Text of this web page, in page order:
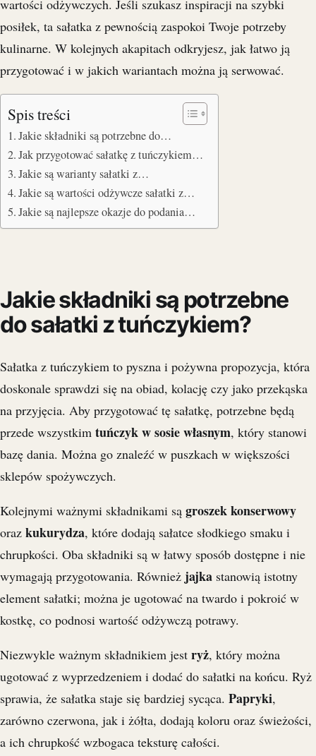
wartości odżywczych. Jeśli szukasz inspiracji na szybki
posiłek, ta sałatka z pewnością zaspokoi Twoje potrzeby
kulinarne. W kolejnych akapitach odkryjesz, jak łatwo ją
przygotować i w jakich wariantach można ją serwować.
Spis treści
Jakie składniki są potrzebne do…
Jak przygotować sałatkę z tuńczykiem…
Jakie są warianty sałatki z…
Jakie są wartości odżywcze sałatki z…
Jakie są najlepsze okazje do podania…
Jakie składniki są potrzebne
do sałatki z tuńczykiem?
Sałatka z tuńczykiem to pyszna i pożywna propozycja, która
doskonale sprawdzi się na obiad, kolację czy jako przekąska
na przyjęcia. Aby przygotować tę sałatkę, potrzebne będą
przede wszystkim tuńczyk w sosie własnym, który stanowi
bazę dania. Można go znaleźć w puszkach w większości
sklepów spożywczych.
Kolejnymi ważnymi składnikami są groszek konserwowy
oraz kukurydza, które dodają sałatce słodkiego smaku i
chrupkości. Oba składniki są w łatwy sposób dostępne i nie
wymagają przygotowania. Również jajka stanowią istotny
element sałatki; można je ugotować na twardo i pokroić w
kostkę, co podnosi wartość odżywczą potrawy.
Niezwykle ważnym składnikiem jest ryż, który można
ugotować z wyprzedzeniem i dodać do sałatki na końcu. Ryż
sprawia, że sałatka staje się bardziej sycąca. Papryki,
zarówno czerwona, jak i żółta, dodają koloru oraz świeżości,
a ich chrupkość wzbogaca teksturę całości.